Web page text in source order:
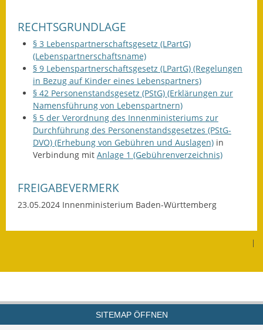
Notruftafel
Ortsrecht
Wahlen
Was erledige ich wo?
Leben
Bauen und Wohnen
Bauwasser/Wasser/Abwasser
Gerätehütten
RECHTSGRUNDLAGE
§ 3 Lebenspartnerschaftsgesetz (LPartG)
(Lebenspartnerschaftsname)
§ 9 Lebenspartnerschaftsgesetz (LPartG) (Regelungen
in Bezug auf Kinder eines Lebenspartners)
§ 42 Personenstandsgesetz (PStG) (Erklärungen zur
Namensführung von Lebenspartnern)
§ 5 der Verordnung des Innenministeriums zur
Durchführung des Personenstandsgesetzes (PStG-
DVO) (Erhebung von Gebühren und Auslagen)in
Verbindung mit Anlage 1 (Gebührenverzeichnis)
FREIGABEVERMERK
23.05.2024 Innenministerium Baden-Württemberg
|
SITEMAP ÖFFNEN